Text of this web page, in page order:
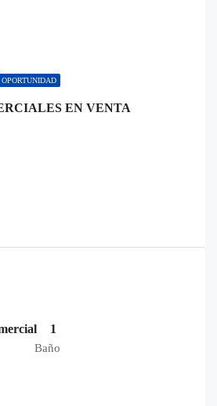
OPORTUNIDAD
EN VENTA
1
Baño